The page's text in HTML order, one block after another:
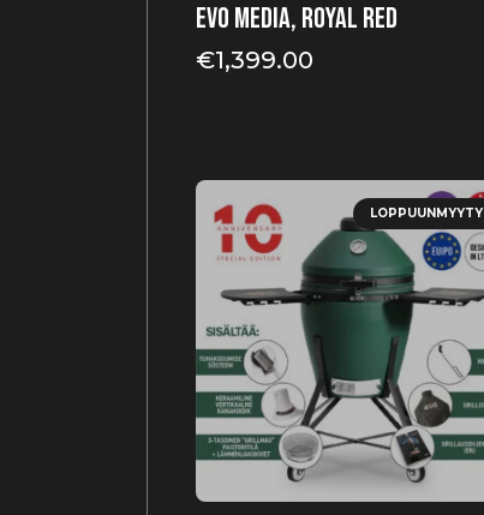
EVO Media, Royal Red
€1,399.00
LOPPUUNMYYTY